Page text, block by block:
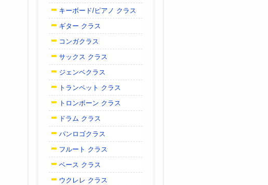
キーボード/ピアノ クラス
ギター クラス
コンガクラス
サックス クラス
ジェンベクラス
トランペット クラス
トロンボーン クラス
ドラム クラス
パンロゴクラス
フルート クラス
ベース クラス
ウクレレ クラス